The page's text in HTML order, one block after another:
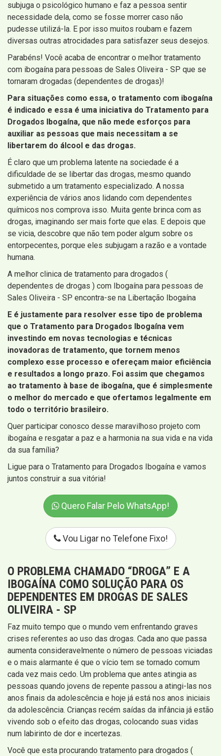
subjuga o psicológico humano e faz a pessoa sentir
necessidade dela, como se fosse morrer caso não
pudesse utilizá-la. E por isso muitos roubam e fazem
diversas outras atrocidades para satisfazer seus desejos.
Parabéns! Você acaba de encontrar o melhor tratamento
com ibogaína para pessoas de Sales Oliveira - SP que se
tornaram drogadas (dependentes de drogas)!
Para situações como essa, o tratamento com ibogaína
é indicado e essa é uma iniciativa do Tratamento para
Drogados Ibogaína, que não mede esforços para
auxiliar as pessoas que mais necessitam a se
libertarem do álcool e das drogas.
É claro que um problema latente na sociedade é a
dificuldade de se libertar das drogas, mesmo quando
submetido a um tratamento especializado. A nossa
experiência de vários anos lidando com dependentes
químicos nos comprova isso. Muita gente brinca com as
drogas, imaginando ser mais forte que elas. E depois que
se vicia, descobre que não tem poder algum sobre os
entorpecentes, porque eles subjugam a razão e a vontade
humana.
A melhor clinica de tratamento para drogados (
dependentes de drogas ) com Ibogaína para pessoas de
Sales Oliveira - SP encontra-se na Libertação Ibogaína
E é justamente para resolver esse tipo de problema
que o Tratamento para Drogados Ibogaína vem
investindo em novas tecnologias e técnicas
inovadoras de tratamento, que tornem menos
complexo esse processo e ofereçam maior eficiência
e resultados a longo prazo. Foi assim que chegamos
ao tratamento à base de ibogaína, que é simplesmente
o melhor do mercado e que ofertamos legalmente em
todo o território brasileiro.
Quer participar conosco desse maravilhoso projeto com
ibogaína e resgatar a paz e a harmonia na sua vida e na vida
da sua família?
Ligue para o Tratamento para Drogados Ibogaína e vamos
juntos construir a sua vitória!
Quero Falar Pelo WhatsApp!
Vou Ligar no Telefone Fixo!
O PROBLEMA CHAMADO “DROGA” E A
IBOGAÍNA COMO SOLUÇÃO PARA OS
DEPENDENTES EM DROGAS DE SALES
OLIVEIRA - SP
Faz muito tempo que o mundo vem enfrentando graves
crises referentes ao uso das drogas. Cada ano que passa
aumenta consideravelmente o número de pessoas viciadas
e o mais alarmante é que o vício tem se tornado comum
cada vez mais cedo. Um problema que antes atingia as
pessoas quando jovens de repente passou a atingi-las nos
anos finais da adolescência e hoje já está nos anos iniciais
da adolescência. Crianças recém saídas da infância já estão
vivendo sob o efeito das drogas, colocando suas vidas
num labirinto de dor e incertezas.
Você que esta procurando tratamento para drogados (